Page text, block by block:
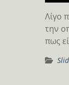
Λίγο
την
πως